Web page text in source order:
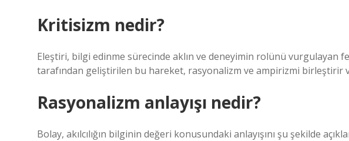
Kritisizm nedir?
Eleştiri, bilgi edinme sürecinde aklın ve deneyimin rolünü vurgulayan
tarafından geliştirilen bu hareket, rasyonalizm ve ampirizmi birleştirir ve
Rasyonalizm anlayışı nedir?
Bolay, akılcılığın bilginin değeri konusundaki anlayışını şu şekilde